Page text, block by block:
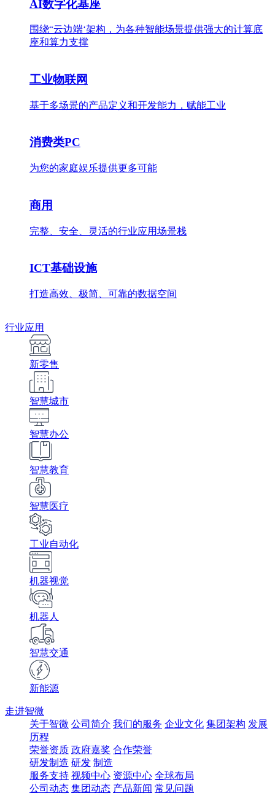
AI数字化基座
围绕“云边端‘架构，为各种智能场景提供强大的计算底
座和算力支撑
工业物联网
基于多场景的产品定义和开发能力，赋能工业
消费类PC
为您的家庭娱乐提供更多可能
商用
完整、安全、灵活的行业应用场景栈
ICT基础设施
打造高效、极简、可靠的数据空间
行业应用
新零售
智慧城市
智慧办公
智慧教育
智慧医疗
工业自动化
机器视觉
机器人
智慧交通
新能源
走进智微
关于智微 公司简介 我们的服务 企业文化 集团架构 发展
历程
荣誉资质 政府嘉奖 合作荣誉
研发制造 研发 制造
服务支持 视频中心 资源中心 全球布局
公司动态 集团动态 产品新闻 常见问题